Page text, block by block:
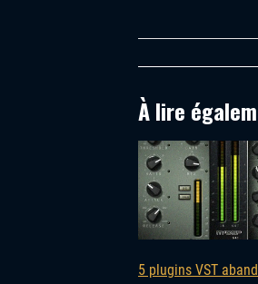
À lire
5 plugins VST